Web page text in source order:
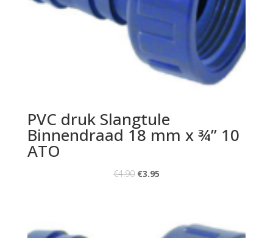
PVC druk Slangtule
Binnendraad 18 mm x ¾” 10
ATO
€4.90 €3.95